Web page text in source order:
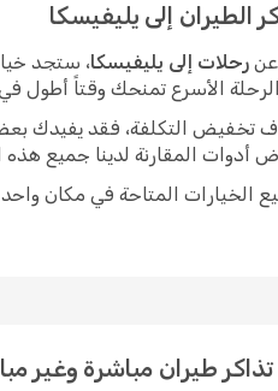
الطيران إلى يليفيسكا
رحلات إلى يليفيسكا، ستجد
الرحلة الأسرع تمنحك وقتاً أطول
تخفيض التكلفة، فقد يفيدك
أدوات المقارنة لدينا جميع
الخيارات المتاحة في مكان
طيران مباشرة وغير